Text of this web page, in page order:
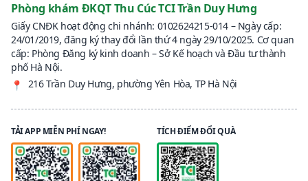
Phòng khám ĐKQT Thu Cúc TCI Trần Duy Hưng
Giấy CNĐK hoạt động chi nhánh: 0102624215-014 – Ngày cấp:
24/01/2019, đăng ký thay đổi lần thứ 4 ngày 29/10/2025. Cơ quan
cấp: Phòng Đăng ký kinh doanh – Sở Kế hoạch và Đầu tư thành
phố Hà Nội.
📍
216 Trần Duy Hưng, phường Yên Hòa, TP Hà Nội
TẢI APP MIỄN PHÍ NGAY! TÍCH ĐIỂM ĐỔI QUÀ